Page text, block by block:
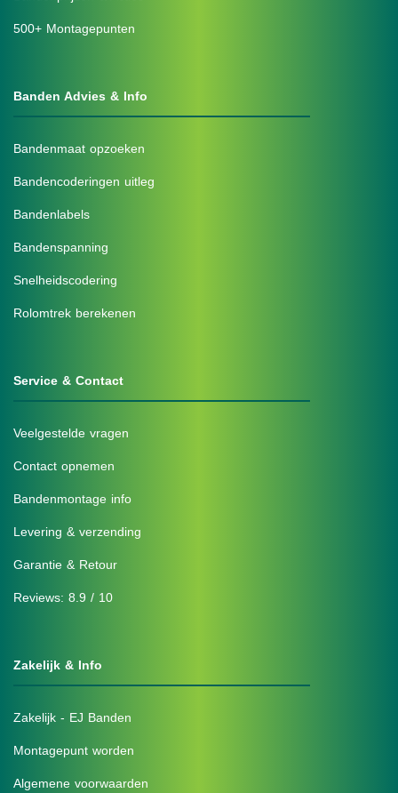
500+ Montagepunten
Banden Advies & Info
Bandenmaat opzoeken
Bandencoderingen uitleg
Bandenlabels
Bandenspanning
Snelheidscodering
Rolomtrek berekenen
Service & Contact
Veelgestelde vragen
Contact opnemen
Bandenmontage info
Levering & verzending
Garantie & Retour
Reviews: 8.9 / 10
Zakelijk & Info
Zakelijk - EJ Banden
Montagepunt worden
Algemene voorwaarden